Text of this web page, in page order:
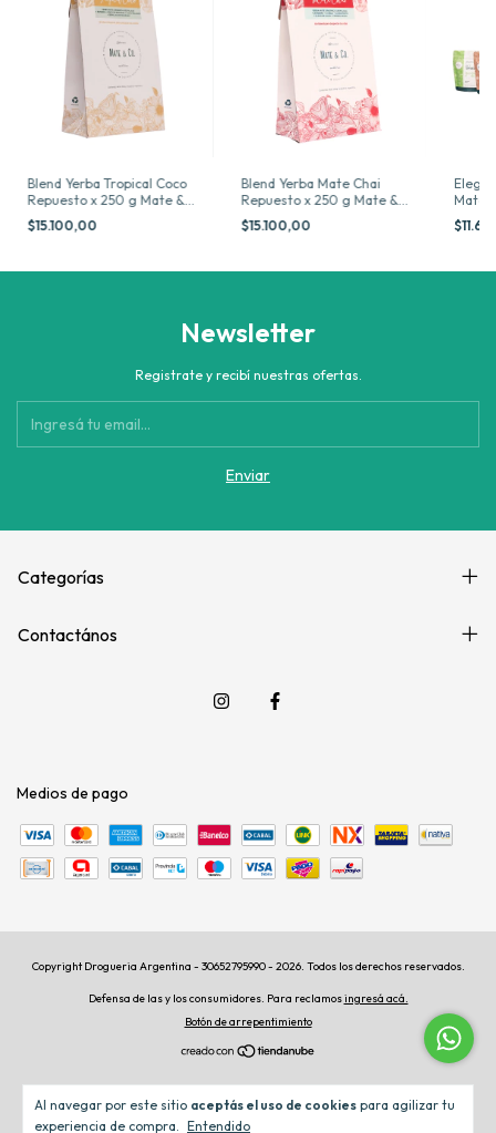
Al navegar por este sitio aceptás el uso de cookies para agilizar tu
experiencia de compra. Entendido
Blend Yerba Tropical Coco
Repuesto x 250 g Mate &
Co
$15.100,00
Blend Yerba Mate Chai
Repuesto x 250 g Mate &
Co
$15.100,00
Elegi
Mate
Newsletter
Registrate y recibí nuestras ofertas.
Categorías
Contactános
Medios de pago
Copyright Drogueria Argentina - 30652795990 - 2026. Todos los derechos reservados.
Defensa de las y los consumidores. Para reclamosingresá acá.
Botón de arrepentimiento